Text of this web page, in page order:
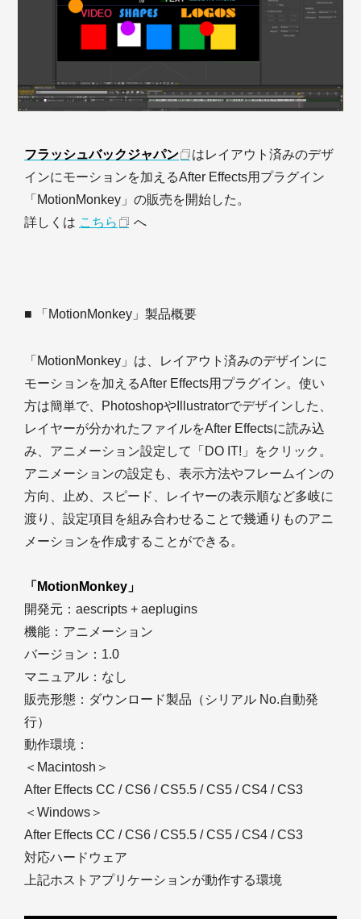
フラッシュバックジャパン
はレイアウト済みのデザ
インにモーションを加えるAfter Effects用プラグイン
「MotionMonkey」の販売を開始した。
詳しくは こちら へ
■ 「MotionMonkey」製品概要
「MotionMonkey」は、レイアウト済みのデザインに
モーションを加えるAfter Effects用プラグイン。使い
方は簡単で、PhotoshopやIllustratorでデザインした、
レイヤーが分かれたファイルをAfter Effectsに読み込
み、アニメーション設定して「DO IT!」をクリック。
アニメーションの設定も、表示方法やフレームインの
方向、止め、スピード、レイヤーの表示順など多岐に
渡り、設定項目を組み合わせることで幾通りものアニ
メーションを作成することができる。
「MotionMonkey」
開発元：aescripts + aeplugins
機能：アニメーション
バージョン：1.0
マニュアル：なし
販売形態：ダウンロード製品（シリアル No.自動発
行）
動作環境：
＜Macintosh＞
After Effects CC / CS6 / CS5.5 / CS5 / CS4 / CS3
＜Windows＞
After Effects CC / CS6 / CS5.5 / CS5 / CS4 / CS3
対応ハードウェア
上記ホストアプリケーションが動作する環境